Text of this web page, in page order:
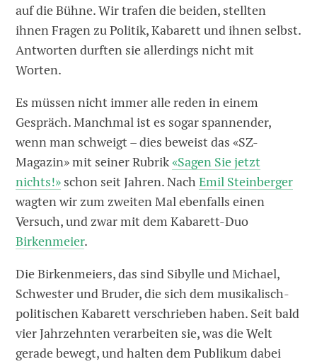
auf die Bühne. Wir trafen die beiden, stellten
ihnen Fragen zu Politik, Kabarett und ihnen selbst.
Antworten durften sie allerdings nicht mit
Worten.
Es müssen nicht immer alle reden in einem
Gespräch. Manchmal ist es sogar spannender,
wenn man schweigt – dies beweist das «SZ-
Magazin» mit seiner Rubrik«Sagen Sie jetzt
nichts!» schon seit Jahren. NachEmil Steinberger
wagten wir zum zweiten Mal ebenfalls einen
Versuch, und zwar mit dem Kabarett-Duo
Birkenmeier.
Die Birkenmeiers, das sind Sibylle und Michael,
Schwester und Bruder, die sich dem musikalisch-
politischen Kabarett verschrieben haben. Seit bald
vier Jahrzehnten verarbeiten sie, was die Welt
gerade bewegt, und halten dem Publikum dabei